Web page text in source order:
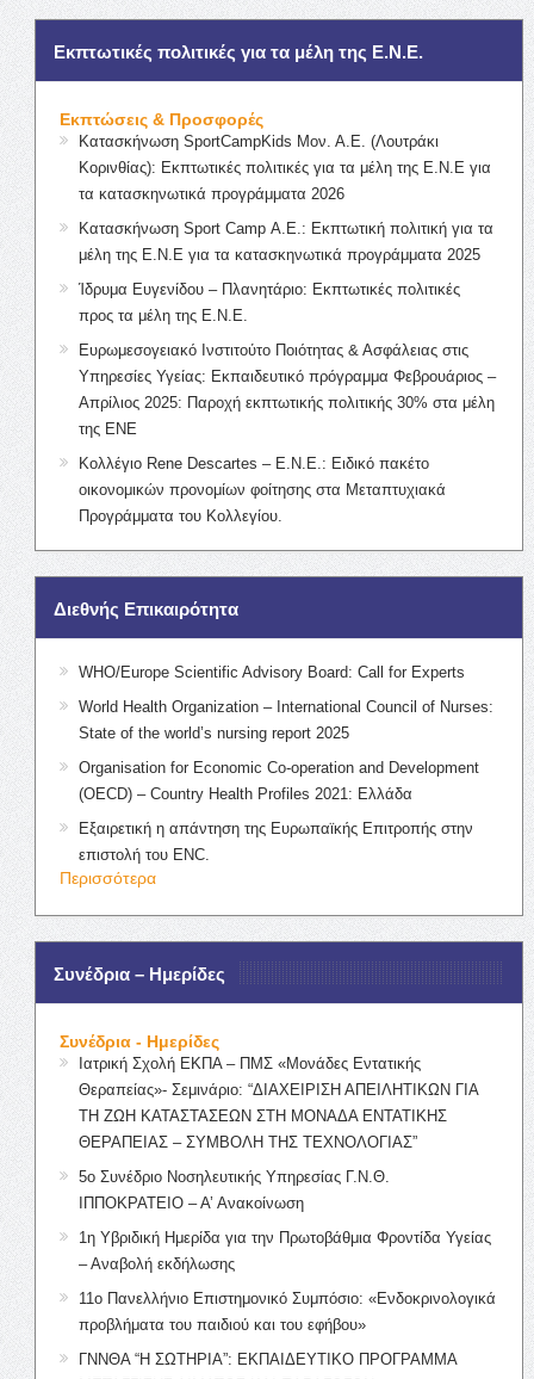
Εκπτωτικές πολιτικές για τα μέλη της Ε.Ν.Ε.
Εκπτώσεις & Προσφορές
Κατασκήνωση SportCampKids Μον. Α.Ε. (Λουτράκι
Κορινθίας): Εκπτωτικές πολιτικές για τα μέλη της Ε.Ν.Ε για
τα κατασκηνωτικά προγράμματα 2026
Κατασκήνωση Sport Camp Α.Ε.: Εκπτωτική πολιτική για τα
μέλη της Ε.Ν.Ε για τα κατασκηνωτικά προγράμματα 2025
Ίδρυμα Ευγενίδου – Πλανητάριο: Εκπτωτικές πολιτικές
προς τα μέλη της Ε.Ν.Ε.
Ευρωμεσογειακό Ινστιτούτο Ποιότητας & Ασφάλειας στις
Υπηρεσίες Υγείας: Εκπαιδευτικό πρόγραμμα Φεβρουάριος –
Απρίλιος 2025: Παροχή εκπτωτικής πολιτικής 30% στα μέλη
της ΕΝΕ
Κολλέγιο Rene Descartes – Ε.Ν.Ε.: Ειδικό πακέτο
οικονομικών προνομίων φοίτησης στα Μεταπτυχιακά
Προγράμματα του Κολλεγίου.
Διεθνής Επικαιρότητα
WHO/Europe Scientific Advisory Board: Call for Experts
World Health Organization – International Council of Nurses:
State of the world’s nursing report 2025
Organisation for Economic Co-operation and Development
(OECD) – Country Health Profiles 2021: Ελλάδα
Εξαιρετική η απάντηση της Ευρωπαϊκής Επιτροπής στην
επιστολή του ENC.
Περισσότερα
Συνέδρια – Ημερίδες
Συνέδρια - Ημερίδες
Ιατρική Σχολή ΕΚΠΑ – ΠΜΣ «Μονάδες Εντατικής
Θεραπείας»- Σεμινάριο: “ΔΙΑΧΕΙΡΙΣΗ ΑΠΕΙΛΗΤΙΚΩΝ ΓΙΑ
ΤΗ ΖΩΗ ΚΑΤΑΣΤΑΣΕΩΝ ΣΤΗ ΜΟΝΑΔΑ ΕΝΤΑΤΙΚΗΣ
ΘΕΡΑΠΕΙΑΣ – ΣΥΜΒΟΛΗ ΤΗΣ ΤΕΧΝΟΛΟΓΙΑΣ”
5ο Συνέδριο Νοσηλευτικής Υπηρεσίας Γ.Ν.Θ.
ΙΠΠΟΚΡΑΤΕΙΟ – Α’ Ανακοίνωση
1η Υβριδική Ημερίδα για την Πρωτοβάθμια Φροντίδα Υγείας
– Αναβολή εκδήλωσης
11ο Πανελλήνιο Επιστημονικό Συμπόσιο: «Ενδοκρινολογικά
προβλήματα του παιδιού και του εφήβου»
ΓΝΝΘΑ “Η ΣΩΤΗΡΙΑ”: ΕΚΠΑΙΔΕΥΤΙΚΟ ΠΡΟΓΡΑΜΜΑ